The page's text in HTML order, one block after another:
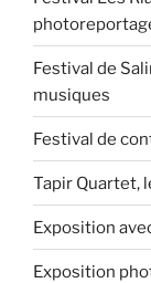
Festival de
musiques
Festival de
Tapir Quartet,
Exposition
Exposition